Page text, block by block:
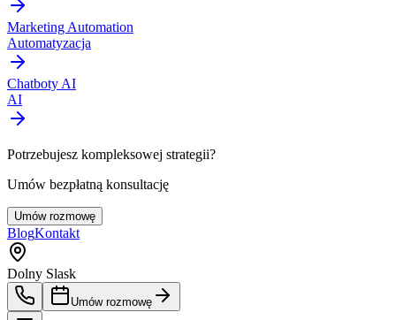
Marketing Automation
Automatyzacja
Chatboty AI
AI
Potrzebujesz kompleksowej strategii?
Umów bezpłatną konsultację
Umów rozmowę
BlogKontakt
Dolny Slask
Umów rozmowę